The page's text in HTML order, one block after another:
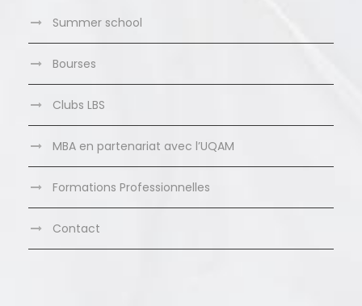
Summer school
Bourses
Clubs LBS
MBA en partenariat avec l’UQAM
Formations Professionnelles
Contact